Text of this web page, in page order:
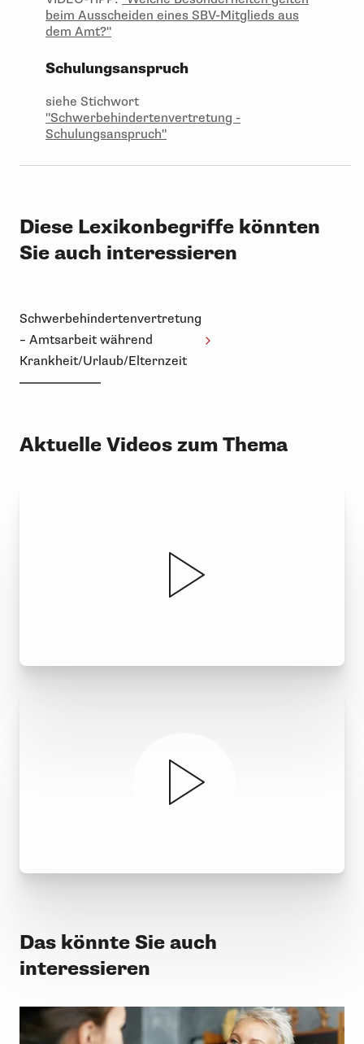
beim Ausscheiden eines SBV-Mitglieds aus
dem Amt?"
Schulungsanspruch
siehe Stichwort
"Schwerbehindertenvertretung -
Schulungsanspruch"
Diese Lexikonbegriffe könnten
Sie auch interessieren
Schwerbehindertenvertretung
– Amtsarbeit während
Krankheit/Urlaub/Elternzeit
Aktuelle Videos zum Thema
Das könnte Sie auch
interessieren